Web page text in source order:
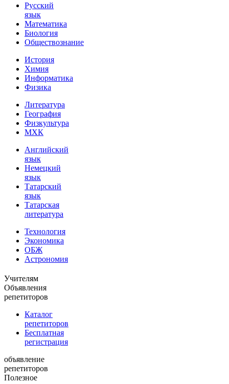
Русский
язык
Математика
Биология
Обществознание
История
Химия
Информатика
Физика
Литература
География
Физкультура
МХК
Английский
язык
Немецкий
язык
Татарский
язык
Татарская
литература
Технология
Экономика
ОБЖ
Астрономия
Учителям
Объявления
репетиторов
Каталог
репетиторов
Бесплатная
регистрация
объявление
репетиторов
Полезное